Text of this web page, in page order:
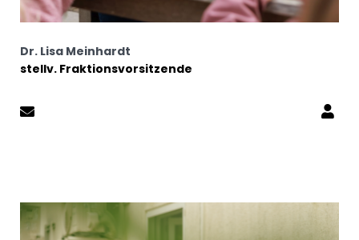
Dr. Lisa Meinhardt
stellv. Fraktionsvorsitzende